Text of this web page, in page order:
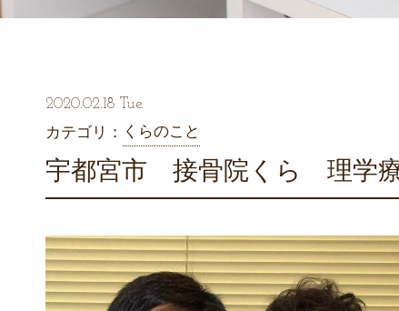
2020.02.18 Tue.
カテゴリ： くらのこと
宇都宮市 接骨院くら 理学